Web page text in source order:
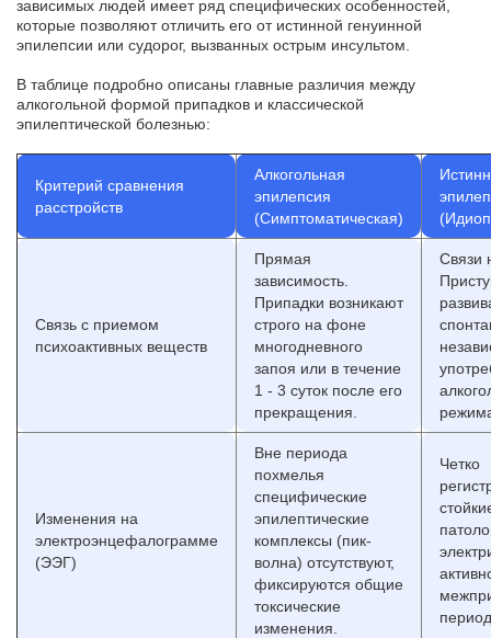
зависимых людей имеет ряд специфических особенностей,
которые позволяют отличить его от истинной генуинной
эпилепсии или судорог, вызванных острым инсультом.
В таблице подробно описаны главные различия между
алкогольной формой припадков и классической
эпилептической болезнью:
Критерий сравнения
расстройств
Алкогольная
эпилепсия
(Симптоматическая)
Связь с приемом
психоактивных веществ
Прямая
зависимость.
Припадки возникают
строго на фоне
многодневного
запоя или в течение
1 - 3 суток после его
прекращения.
Связи
Изменения на
электроэнцефалограмме
(ЭЭГ)
Вне периода
похмелья
специфические
эпилептические
комплексы (пик-
волна) отсутствуют,
фиксируются общие
токсические
изменения.
Четко